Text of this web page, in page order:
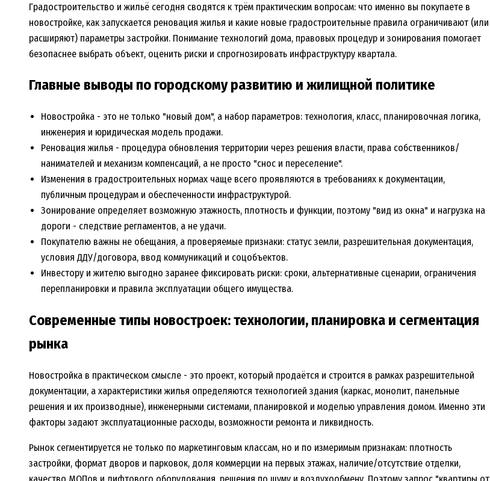
Градостроительство и жильё сегодня сводятся к трём практическим вопросам: что именно вы покупаете в
новостройке, как запускается реновация жилья и какие новые градостроительные правила ограничивают (или
расширяют) параметры застройки. Понимание технологий дома, правовых процедур и зонирования помогает
безопаснее выбрать объект, оценить риски и спрогнозировать инфраструктуру квартала.
Главные выводы по городскому развитию и жилищной политике
Новостройка - это не только "новый дом", а набор параметров: технология, класс, планировочная логика,
инженерия и юридическая модель продажи.
Реновация жилья - процедура обновления территории через решения власти, права собственников/
нанимателей и механизм компенсаций, а не просто "снос и переселение".
Изменения в градостроительных нормах чаще всего проявляются в требованиях к документации,
публичным процедурам и обеспеченности инфраструктурой.
Зонирование определяет возможную этажность, плотность и функции, поэтому "вид из окна" и нагрузка на
дороги - следствие регламентов, а не удачи.
Покупателю важны не обещания, а проверяемые признаки: статус земли, разрешительная документация,
условия ДДУ/договора, ввод коммуникаций и соцобъектов.
Инвестору и жителю выгодно заранее фиксировать риски: сроки, альтернативные сценарии, ограничения
перепланировки и правила эксплуатации общего имущества.
Современные типы новостроек: технологии, планировка и сегментация
рынка
Новостройка в практическом смысле - это проект, который продаётся и строится в рамках разрешительной
документации, а характеристики жилья определяются технологией здания (каркас, монолит, панельные
решения и их производные), инженерными системами, планировкой и моделью управления домом. Именно эти
факторы задают эксплуатационные расходы, возможности ремонта и ликвидность.
Рынок сегментируется не только по маркетинговым классам, но и по измеримым признакам: плотность
застройки, формат дворов и парковок, доля коммерции на первых этажах, наличие/отсутствие отделки,